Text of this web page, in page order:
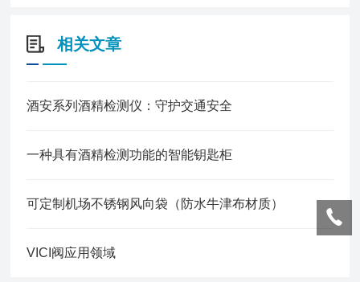
相关文章
酒安系列酒精检测仪：守护交通安全
一种具有酒精检测功能的智能钥匙柜
可定制机场不锈钢风向袋（防水牛津布材质）
VICI阀应用领域